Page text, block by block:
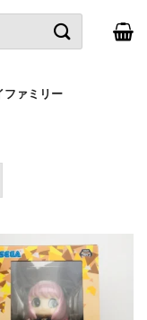
ファミリー